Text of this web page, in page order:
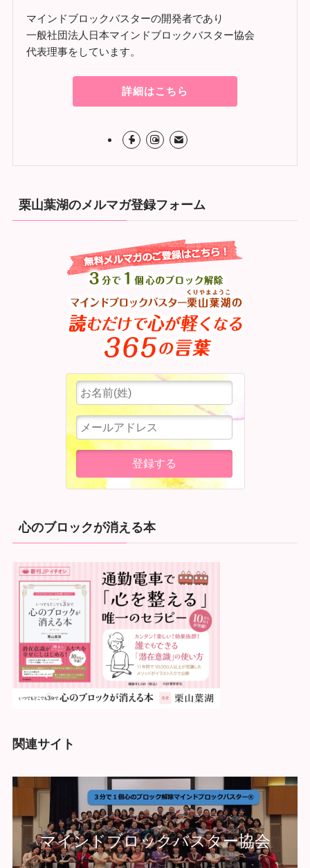
マインドブロックバスターの開発者であり
一般社団法人日本マインドブロックバスター協会
代表理事をしています。
詳細はこちら
栗山葉湖のメルマガ登録フォーム
心のブロックが消える本
関連サイト
マインドブロックバスター協会